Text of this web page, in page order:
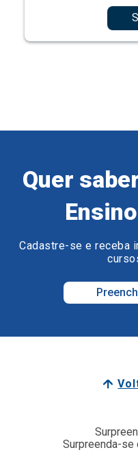
Quer
Cadastre-se e receba
Surpreenda-se